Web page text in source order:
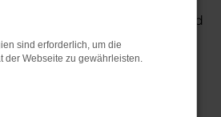
effizienten Antrieb und
ist der Cayenne die ideale
ein zuverlässiges und
möchte. Egal, ob für den
Fahrten – der Cayenne
Fahrkomfort, innovative
sind erforderlich, um die
der Webseite zu gewährleisten.